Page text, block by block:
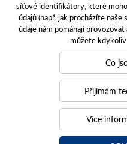
Toto jsou internetové stránky
Hustopečích, Brněnská
zapsané v OR vedeném
Společnost AGROTEC a.s. je
společností
IČO 26185610, se sídlem na
webové
síťové identifikátory, které
údajů (např. jak procházíte naše
údaje nám pomáhají
můžete
Co
Přijímám
Více